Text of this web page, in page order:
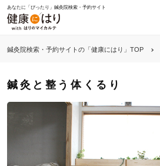
あなたに「ぴったり」鍼灸院検索・予約サイト
鍼灸院検索・予約サイトの「健康にはり」TOP
鍼灸と整う体くるり